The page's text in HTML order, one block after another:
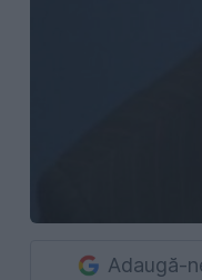
Adaugă-